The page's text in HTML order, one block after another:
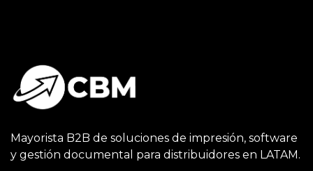
Mayorista B2B de soluciones de impresión, software
y gestión documental para distribuidores en LATAM.